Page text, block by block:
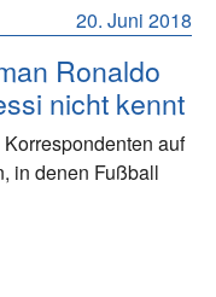
20. Juni 2018
Ronaldo
nicht kennt
auf
in denen Fußball